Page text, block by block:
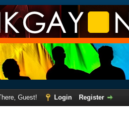
Guest! Login
Register